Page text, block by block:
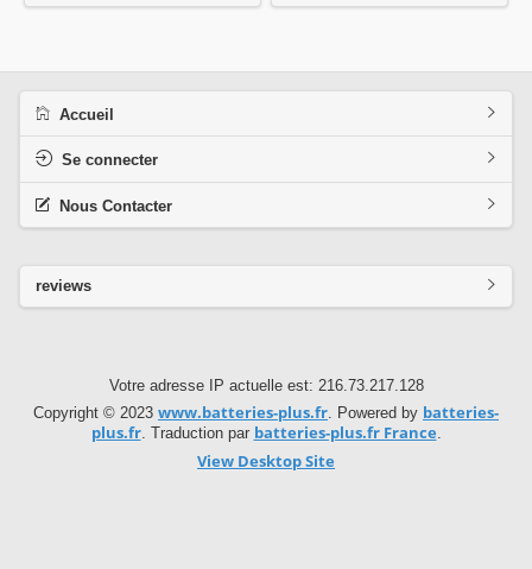
Accueil
Se connecter
Nous Contacter
reviews
Votre adresse IP actuelle est: 216.73.217.128
Copyright © 2023 www.batteries-plus.fr. Powered by batteries-
plus.fr. Traduction par batteries-plus.fr France.
View Desktop Site